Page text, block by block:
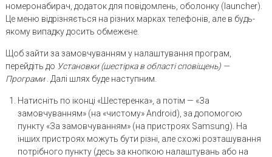
номеронабирач, додаток для повідомлень, оболонку (launcher).
Це меню відрізняється на різних марках телефонів, але в будь-
якому випадку досить обмежене.
Щоб зайти за замовчуванням у налаштування програм,
перейдіть до Установки (шестірка в області сповіщень) —
Програми. Далі шлях буде наступним.
Натисніть по іконці «Шестеренка», а потім — «За
замовчуванням» (на «чистому» Android), за допомогою
пункту «За замовчуванням» (на пристроях Samsung). На
інших пристроях можуть бути різні, але схожі розташування
потрібного пункту (десь за кнопкою налаштувань або на